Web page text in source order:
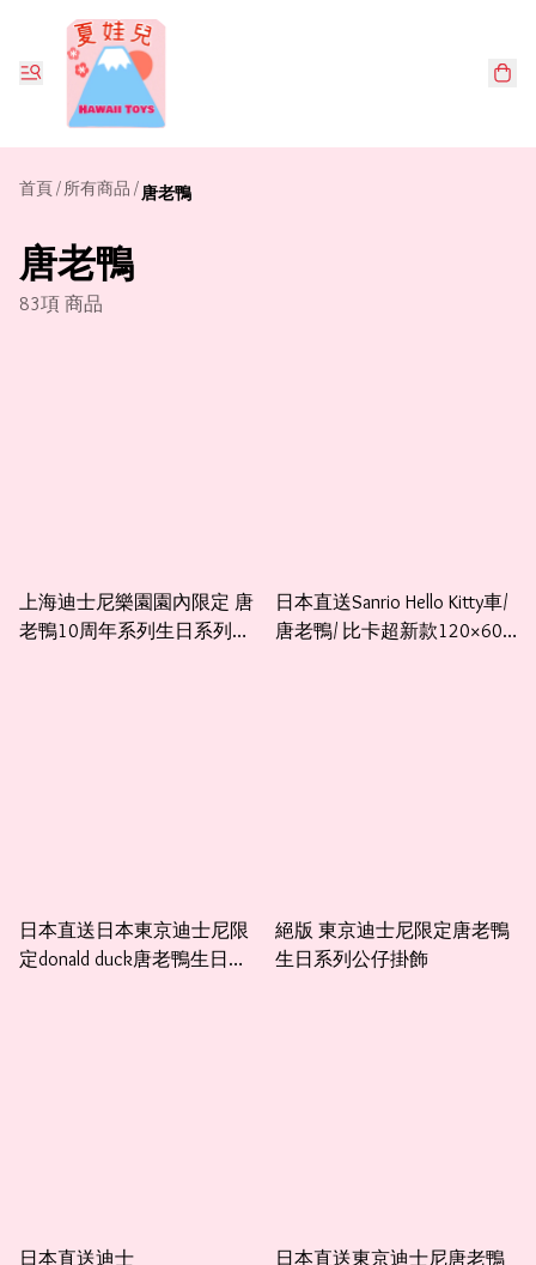
首頁/ 所有商品 / 唐老鴨
唐老鴨
83項 商品
上海迪士尼樂園園內限定 唐
老鴨10周年系列生日系列，
日本直送Sanrio Hello Kitty車/
唐老鴨/ 比卡超新款120×60
日本直送日本東京迪士尼限
定donald duck唐老鴨生日系
絕版 東京迪士尼限定唐老鴨
生日系列公仔掛飾
日本直送迪士
日本直送東京迪士尼唐老鴨